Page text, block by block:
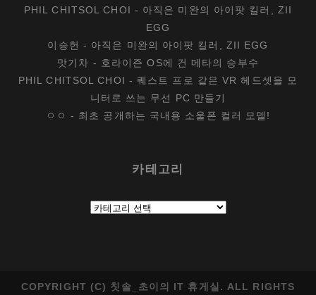
PHIL CHITSOL CHOI - 아직은 미완의 아이팟 킬러, ZII
EGG
이승헌 - 아직은 미완의 아이팟 킬러, ZII EGG
맛기차 - 호라이즌 OS에 건 메타의 승부수
PHIL CHITSOL CHOI -퀘스트 프로 같은 VR 헤드셋을 모
니터로 쓰는 무선 PC 만들기
ㅇㅇ - 최초 공개하는 국내용 소울폰 컬러 모델!
카테고리
테
COPYRIGHT (C) 칫솔_초이의 IT 휴게실. ALL RIGHTS